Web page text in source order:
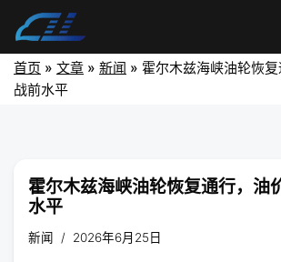
首页 » 文章 » 新闻 » 霍尔木兹海峡油轮恢
战前水平
霍尔木兹海峡油轮恢复通行，油
水平
新闻 2026年6月25日